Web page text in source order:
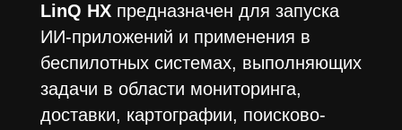
LinQ HX предназначен для запуска
ИИ-приложений и применения в
беспилотных системах, выполняющих
задачи в области мониторинга,
доставки, картографии, поисково-